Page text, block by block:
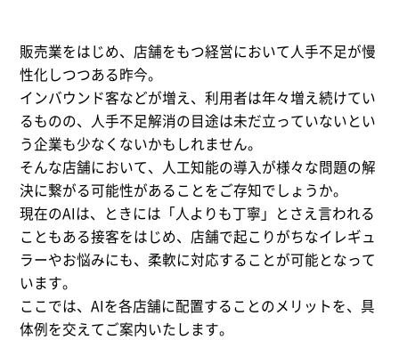
販売業をはじめ、店舗をもつ経営において人手不足が慢
性化しつつある昨今。
インバウンド客などが増え、利用者は年々増え続けてい
るものの、人手不足解消の目途は未だ立っていないとい
う企業も少なくないかもしれません。
そんな店舗において、人工知能の導入が様々な問題の解
決に繋がる可能性があることをご存知でしょうか。
現在のAIは、ときには「人よりも丁寧」とさえ言われる
こともある接客をはじめ、店舗で起こりがちなイレギュ
ラーやお悩みにも、柔軟に対応することが可能となって
います。
ここでは、AIを各店舗に配置することのメリットを、具
体例を交えてご案内いたします。